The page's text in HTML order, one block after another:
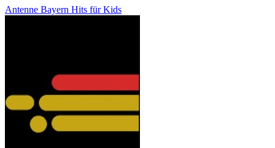
Antenne Bayern Hits für Kids